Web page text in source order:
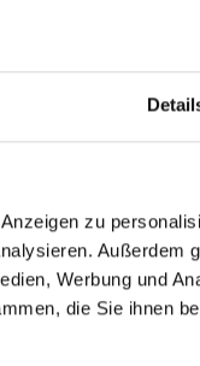
zu
Außerdem
Werbung und
die Sie ihnen
Emmering
Bundesliga